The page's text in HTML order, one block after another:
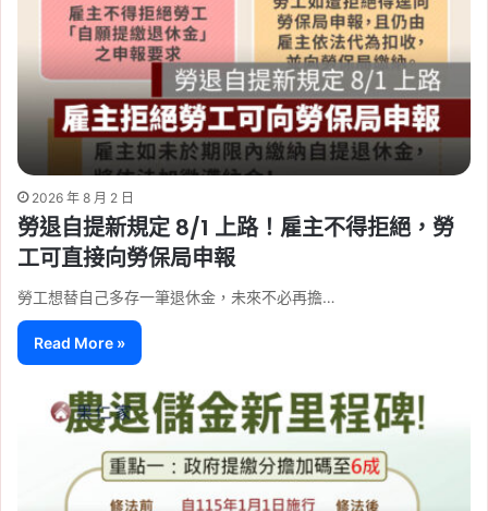
2026 年 8 月 2 日
勞退自提新規定 8/1 上路！雇主不得拒絕，勞
工可直接向勞保局申報
勞工想替自己多存一筆退休金，未來不必再擔…
Read More »